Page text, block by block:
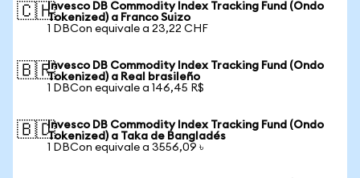
🇨🇭Invesco DB Commodity Index Tracking Fund (Ondo
Tokenized) a Franco Suizo
1 DBCon equivale a 23,22 CHF
🇧🇷Invesco DB Commodity Index Tracking Fund (Ondo
Tokenized) a Real brasileño
1 DBCon equivale a 146,45 R$
🇧🇩Invesco DB Commodity Index Tracking Fund (Ondo
Tokenized) a Taka de Bangladés
1 DBCon equivale a 3556,09 ৳